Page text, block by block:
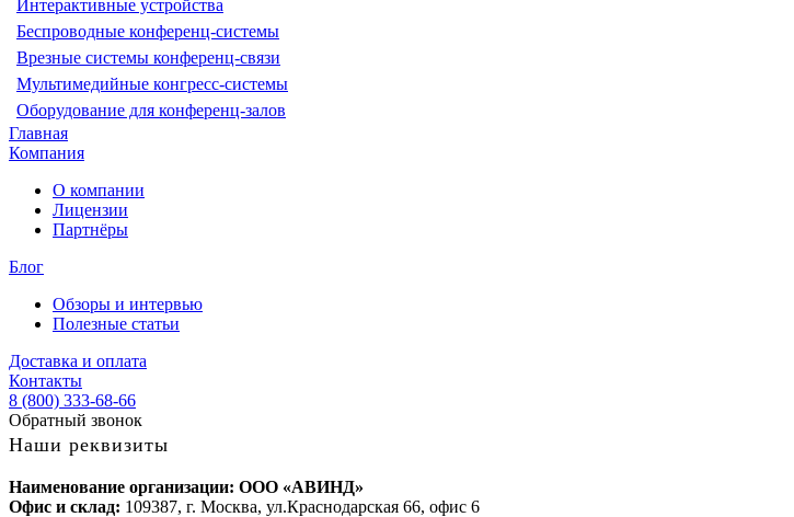
Интерактивные устройства
Беспроводные конференц-системы
Врезные системы конференц-связи
Мультимедийные конгресс-системы
Оборудование для конференц-залов
Главная
Компания
О компании
Лицензии
Партнёры
Блог
Обзоры и интервью
Полезные статьи
Доставка и оплата
Контакты
8 (800) 333-68-66
Обратный звонок
Наши реквизиты
Наименование организации: ООО «АВИНД»
Офис и склад: 109387, г. Москва, ул.Краснодарская 66, офис 6